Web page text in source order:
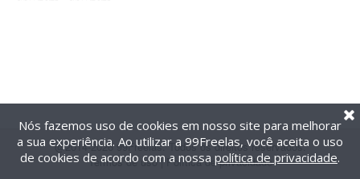
@2014-2026 99Freelas. Todos os direitos reservados.
Termos de uso| Política de privacidade
Nós fazemos uso de cookies em nosso site para melhorar
a sua experiência. Ao utilizar a 99Freelas, você aceita o uso
de cookies de acordo com a nossa política de privacidade.